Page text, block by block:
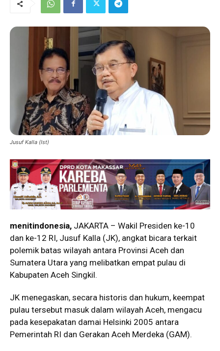
Jusuf Kalla (Ist)
menitindonesia, JAKARTA – Wakil Presiden ke-10
dan ke-12 RI, Jusuf Kalla (JK), angkat bicara terkait
polemik batas wilayah antara Provinsi Aceh dan
Sumatera Utara yang melibatkan empat pulau di
Kabupaten Aceh Singkil.
JK menegaskan, secara historis dan hukum, keempat
pulau tersebut masuk dalam wilayah Aceh, mengacu
pada kesepakatan damai Helsinki 2005 antara
Pemerintah RI dan Gerakan Aceh Merdeka (GAM).